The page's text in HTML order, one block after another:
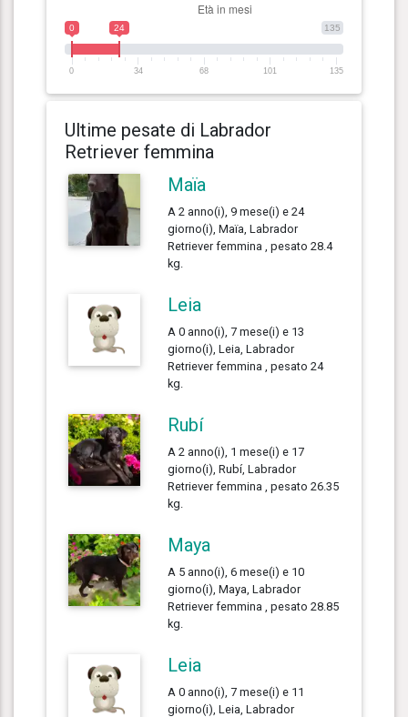
135
0 24
0 34 68 101 135
Ultime pesate di Labrador
Retriever femmina
Maïa
A 2 anno(i), 9 mese(i) e 24
giorno(i), Maïa, Labrador
Retriever femmina , pesato 28.4
kg.
Leia
A 0 anno(i), 7 mese(i) e 13
giorno(i), Leia, Labrador
Retriever femmina , pesato 24
kg.
Rubí
A 2 anno(i), 1 mese(i) e 17
giorno(i), Rubí, Labrador
Retriever femmina , pesato 26.35
kg.
Maya
A 5 anno(i), 6 mese(i) e 10
giorno(i), Maya, Labrador
Retriever femmina , pesato 28.85
kg.
Leia
A 0 anno(i), 7 mese(i) e 11
giorno(i), Leia, Labrador